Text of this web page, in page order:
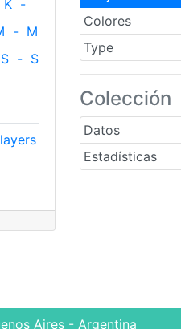
Colores
Type
Colección
Datos
Estadísticas
K -
- M
S - S
Aires - Argentina